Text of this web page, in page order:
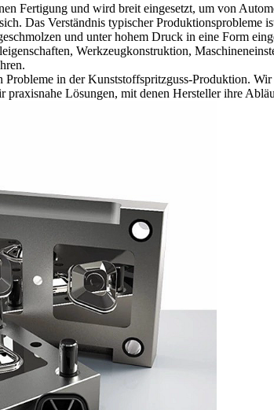
Fertigung und wird breit eingesetzt, um von
Das Verständnis typischer
und unter hohem Druck in eine Form
Werkzeugkonstruktion,
in der Kunststoffspritzguss-Produktion.
Lösungen, mit denen Hersteller ihre